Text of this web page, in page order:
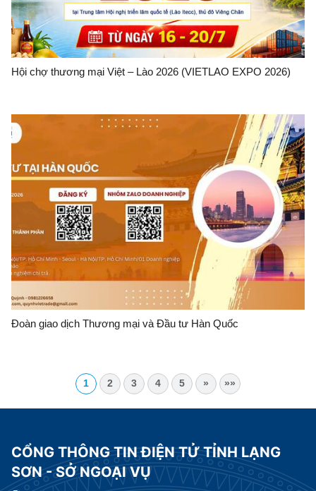
Hội chợ thương mại Việt – Lào 2026 (VIETLAO EXPO 2026)
Đoàn giao dịch Thương mại và Đầu tư Hàn Quốc
1 2 3 4 5 » »»
CỔNG THÔNG TIN ĐIỆN TỬ TỈNH LẠNG
SƠN - SỞ NGOẠI VỤ